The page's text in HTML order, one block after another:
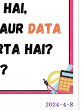
2024-4-8